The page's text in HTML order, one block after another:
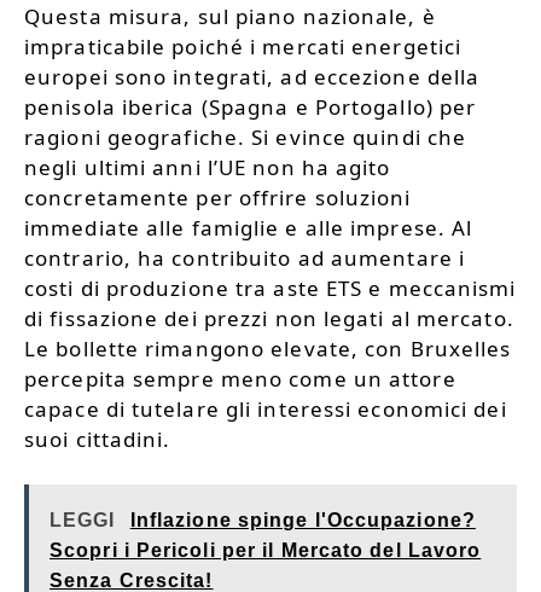
Questa misura, sul piano nazionale, è
impraticabile poiché i mercati energetici
europei sono integrati, ad eccezione della
penisola iberica (Spagna e Portogallo) per
ragioni geografiche. Si evince quindi che
negli ultimi anni l’UE non ha agito
concretamente per offrire soluzioni
immediate alle famiglie e alle imprese. Al
contrario, ha contribuito ad aumentare i
costi di produzione tra aste ETS e meccanismi
di fissazione dei prezzi non legati al mercato.
Le bollette rimangono elevate, con Bruxelles
percepita sempre meno come un attore
capace di tutelare gli interessi economici dei
suoi cittadini.
LEGGI
Inflazione spinge l'Occupazione?
Scopri i Pericoli per il Mercato del Lavoro
Senza Crescita!